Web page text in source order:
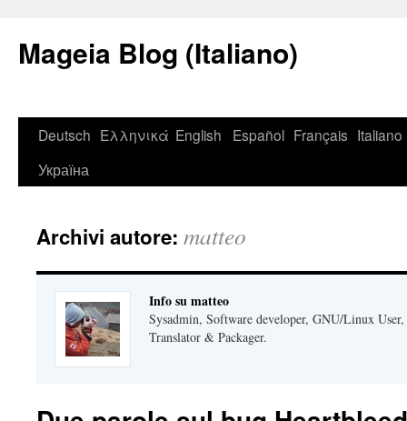
Mageia Blog (Italiano)
Deutsch Ελληνικά English Español Français Italiano
Україна
Archivi autore: matteo
Info su matteo
Sysadmin, Software developer, GNU/Linux
Translator & Packager.